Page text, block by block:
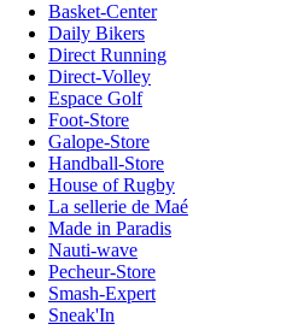
Basket-Center
Daily Bikers
Direct Running
Direct-Volley
Espace Golf
Foot-Store
Galope-Store
Handball-Store
House of Rugby
La sellerie de Maé
Made in Paradis
Nauti-wave
Pecheur-Store
Smash-Expert
Sneak'In